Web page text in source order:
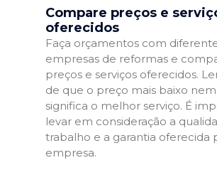
Compare preços e
oferecidos
Faça orçamentos com
empresas de reformas e
preços e serviços oferecidos.
de que o preço mais baixo
significa o melhor serviço. É
levar em consideração a
trabalho e a garantia oferecida
empresa.